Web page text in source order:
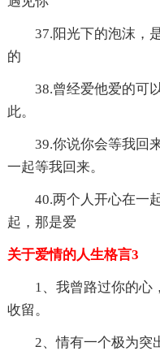
37.阳光下的泡沫，
的
38.曾经爱他爱的可
此。
39.你说你会等我回
一起等我回来。
40.两个人开心在一
起，那是爱
关于爱情的人生格言3
1、我曾路过你的心
收留。
2、情有一个极为突